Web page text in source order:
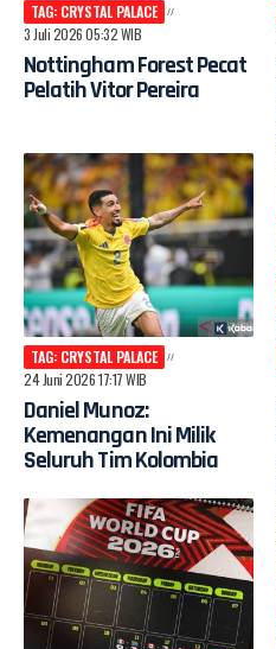
TAG: CRYSTAL PALACE
3 Juli 2026 05:32 WIB
Nottingham Forest Pecat
Pelatih Vitor Pereira
TAG: CRYSTAL PALACE
24 Juni 2026 17:17 WIB
Daniel Munoz:
Kemenangan Ini Milik
Seluruh Tim Kolombia